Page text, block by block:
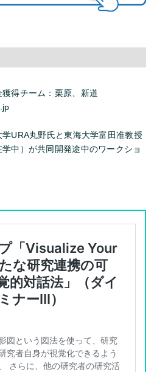
得チーム：栗原、新道
URA丸野氏と東海大学富田准教授
学中）が共同開発途中のワークショ